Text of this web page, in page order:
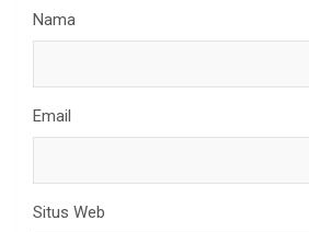
Nama
Email
Situs Web